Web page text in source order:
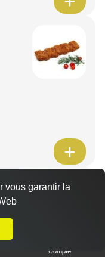
Compte
vous garantir la